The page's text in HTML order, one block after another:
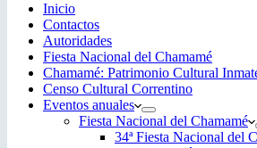
Inicio
Contactos
Autoridades
Fiesta Nacional del Chamamé
Chamamé: Patrimonio Cultural
Censo Cultural Correntino
Eventos anuales
Fiesta Nacional del Chamamé
34ª Fiesta Nacional del